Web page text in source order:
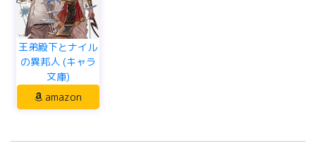
王弟殿下とナイル
の異邦人 (キャラ
文庫)
amazon